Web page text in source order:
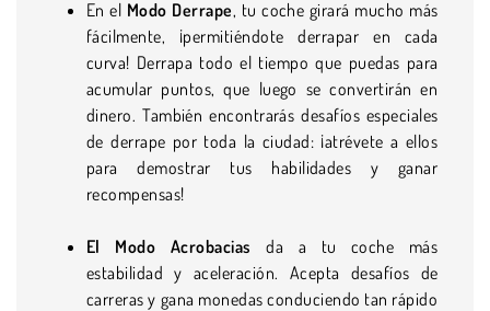
En el Modo Derrape, tu coche girará mucho más
fácilmente, ¡permitiéndote derrapar en cada
curva! Derrapa todo el tiempo que puedas para
acumular puntos, que luego se convertirán en
dinero. También encontrarás desafíos especiales
de derrape por toda la ciudad: ¡atrévete a ellos
para demostrar tus habilidades y ganar
recompensas!
El Modo Acrobacias da a tu coche más
estabilidad y aceleración. Acepta desafíos de
carreras y gana monedas conduciendo tan rápido